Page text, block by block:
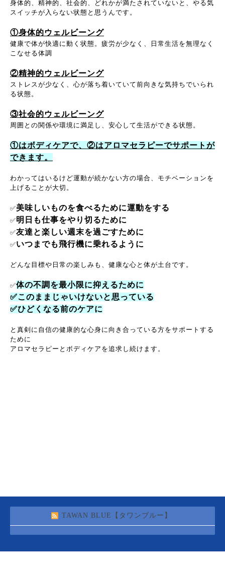
身体的、精神的、社会的、どれかが満たされていないと、やる気
スイッチが入らない状態と思うんです。
①身体的ウェルビーング
健康で体が快適に動く状態。疲労が少なく、日常生活を無理なく
こなせる体調
②精神的ウェルビーング
ストレスが少なく、心が落ち着いていて前向きな気持ちでいられ
る状態。
③社会的ウェルビーング
周囲との関係や環境に満足し、安心して生活ができる状態。
①はボディケアで、②はアロマセラピーでサポートが
できます。
わかってはいるけど運動が続かない方の場合、モチベーションを
上げることが大切。
✅美味しいものを食べるために運動をする
✅明日も仕事をやり切るために
✅友達と楽しい週末を過ごすために
✅いつまでも飛行機に乗れるように
どんな目標や日常の楽しみも、健康な心と体が土台です。
✅体の不調を最小限に抑えるために
✅このままじゃいけないと思っている
✅ひどくなる前のケアに
と真剣に自信の健康的な心身に向き合っている方をサポートする
ために
アロマセラピーとボディケアを追求し続けます。
TAWAN BLUE【タワンブルー】